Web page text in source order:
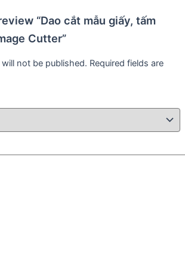
“Dao cắt mẫu giấy, tấm
Cutter”
not be published. Required fields are